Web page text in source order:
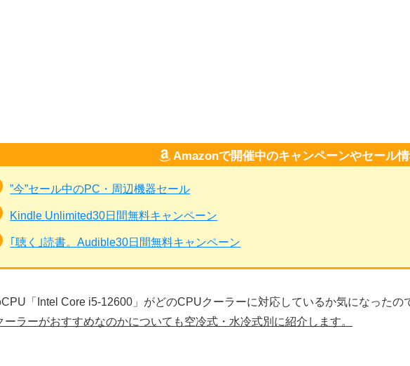
Amazonで開催中のキャンペーンやセール
”今”セール中のPC・周辺機器セール
Kindle Unlimited30日間無料キャンペーン
｢聴く｣読書。Audible30日間無料キャンペーン
CPU「Intel Core i5-12600」がどのCPUクーラーに対応しているか気になったの
ーラーがおすすめなのかについても空冷式・水冷式別に紹介します。